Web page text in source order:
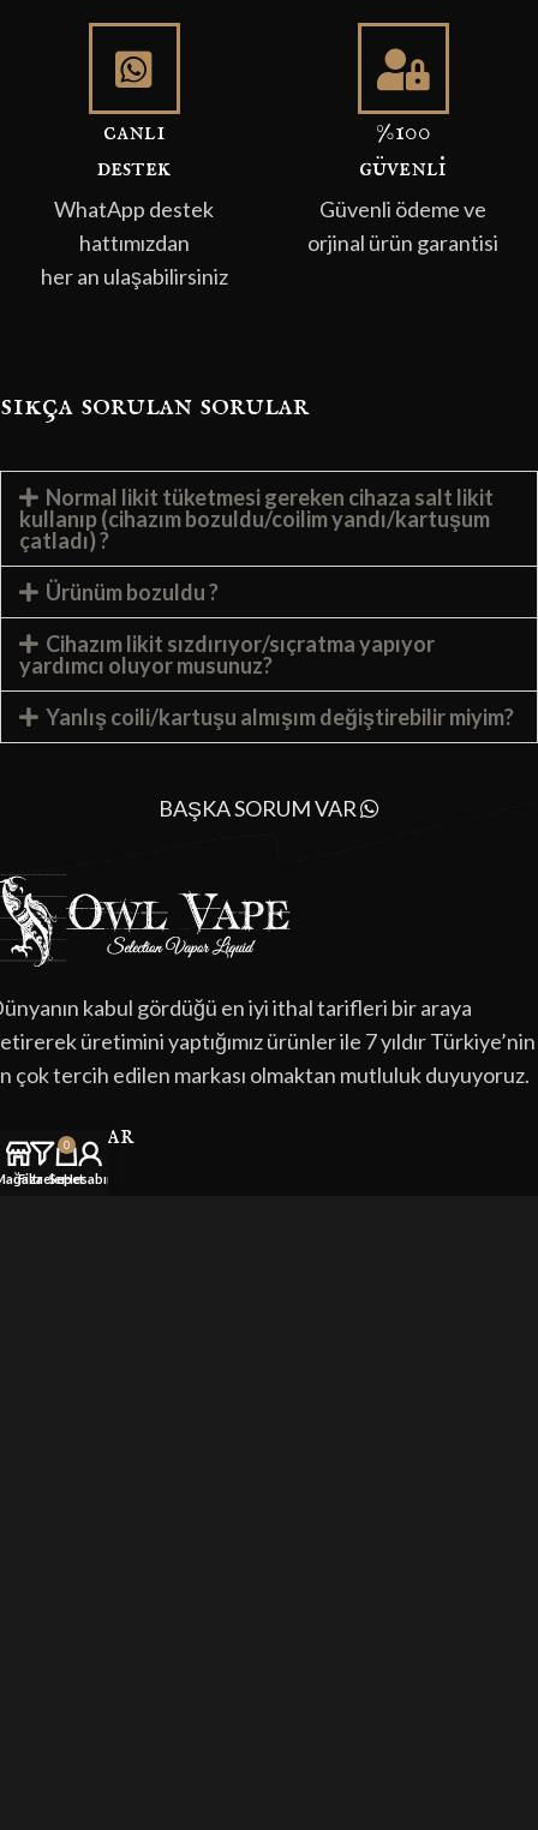
canli
destek
WhatApp destek
hattımızdan
her an ulaşabilirsiniz
%100
güvenli̇
Güvenli ödeme ve
orjinal ürün garantisi
sıkça sorulan sorular
Normal likit tüketmesi gereken cihaza salt likit
kullanıp (cihazım bozuldu/coilim yandı/kartuşum
çatladı) ?
Ürünüm bozuldu ?
Cihazım likit sızdırıyor/sıçratma yapıyor
yardımcı oluyor musunuz?
Yanlış coili/kartuşu almışım değiştirebilir miyim?
BAŞKA SORUM VAR
kabul gördüğü en iyi ithal tarifleri bir araya
üretimini yaptığımız ürünler ile 7 yıldır Türkiye’nin
çok tercih edilen markası olmaktan mutluluk duyuyoruz.
kısa yollar
Anasayfa
Filtreler
0
Sepet
Hesabım